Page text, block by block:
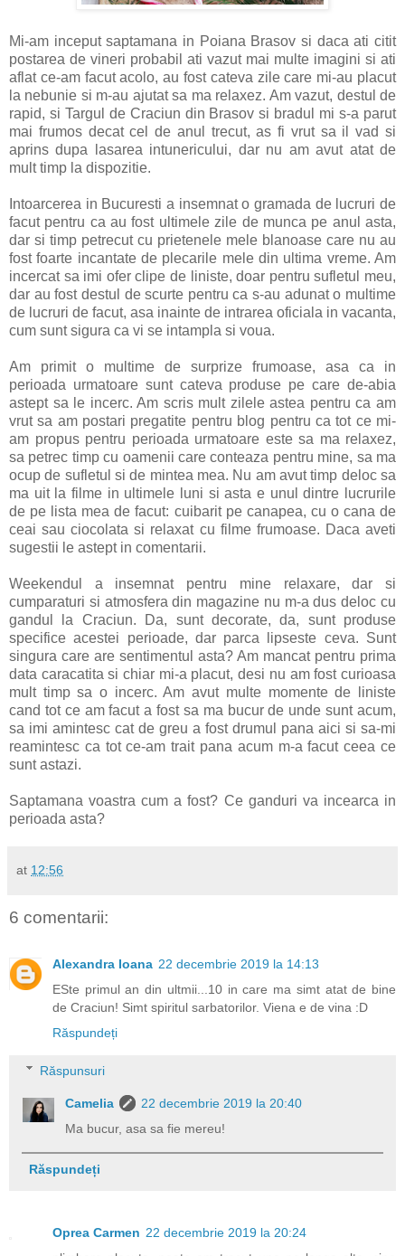
Mi-am inceput saptamana in Poiana Brasov si daca ati citit
postarea de vineri probabil ati vazut mai multe imagini si ati
aflat ce-am facut acolo, au fost cateva zile care mi-au placut
la nebunie si m-au ajutat sa ma relaxez. Am vazut, destul de
rapid, si Targul de Craciun din Brasov si bradul mi s-a parut
mai frumos decat cel de anul trecut, as fi vrut sa il vad si
aprins dupa lasarea intunericului, dar nu am avut atat de
mult timp la dispozitie.
Intoarcerea in Bucuresti a insemnat o gramada de lucruri de
facut pentru ca au fost ultimele zile de munca pe anul asta,
dar si timp petrecut cu prietenele mele blanoase care nu au
fost foarte incantate de plecarile mele din ultima vreme. Am
incercat sa imi ofer clipe de liniste, doar pentru sufletul meu,
dar au fost destul de scurte pentru ca s-au adunat o multime
de lucruri de facut, asa inainte de intrarea oficiala in vacanta,
cum sunt sigura ca vi se intampla si voua.
Am primit o multime de surprize frumoase, asa ca in
perioada urmatoare sunt cateva produse pe care de-abia
astept sa le incerc. Am scris mult zilele astea pentru ca am
vrut sa am postari pregatite pentru blog pentru ca tot ce mi-
am propus pentru perioada urmatoare este sa ma relaxez,
sa petrec timp cu oamenii care conteaza pentru mine, sa ma
ocup de sufletul si de mintea mea. Nu am avut timp deloc sa
ma uit la filme in ultimele luni si asta e unul dintre lucrurile
de pe lista mea de facut: cuibarit pe canapea, cu o cana de
ceai sau ciocolata si relaxat cu filme frumoase. Daca aveti
sugestii le astept in comentarii.
Weekendul a insemnat pentru mine relaxare, dar si
cumparaturi si atmosfera din magazine nu m-a dus deloc cu
gandul la Craciun. Da, sunt decorate, da, sunt produse
specifice acestei perioade, dar parca lipseste ceva. Sunt
singura care are sentimentul asta? Am mancat pentru prima
data caracatita si chiar mi-a placut, desi nu am fost curioasa
mult timp sa o incerc. Am avut multe momente de liniste
cand tot ce am facut a fost sa ma bucur de unde sunt acum,
sa imi amintesc cat de greu a fost drumul pana aici si sa-mi
reamintesc ca tot ce-am trait pana acum m-a facut ceea ce
sunt astazi.
Saptamana voastra cum a fost? Ce ganduri va incearca in
perioada asta?
at 12:56
6 comentarii:
Alexandra Ioana 22 decembrie 2019 la 14:13
ESte primul an din ultmii...10 in care ma simt atat de bine
de Craciun! Simt spiritul sarbatorilor. Viena e de vina :D
Răspundeți
Răspunsuri
Camelia
22 decembrie 2019 la 20:40
Ma bucur, asa sa fie mereu!
Răspundeți
Oprea Carmen 22 decembrie 2019 la 20:24